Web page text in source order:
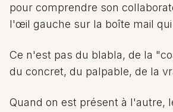
pour comprendre son
l'œil gauche sur la boîte mail
Ce n'est pas du blabla, de la
du concret, du palpable, de la
Quand on est présent à l'autre,